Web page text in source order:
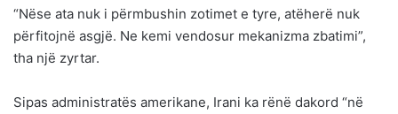
“Nëse ata nuk i përmbushin zotimet e tyre, atëherë nuk
përfitojnë asgjë. Ne kemi vendosur mekanizma zbatimi”,
tha një zyrtar.
Sipas administratës amerikane, Irani ka rënë dakord “në